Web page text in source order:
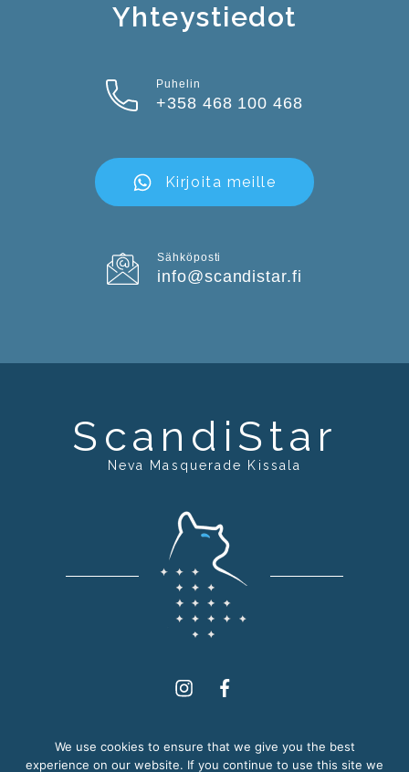
Yhteystiedot
Puhelin
+358 468 100 468
Kirjoita meille
Sähköposti
info@scandistar.fi
ScandiStar
Neva Masquerade Kissala
InstagramFacebook
We use cookies to ensure that we give you the best
experience on our website. If you continue to use this site we